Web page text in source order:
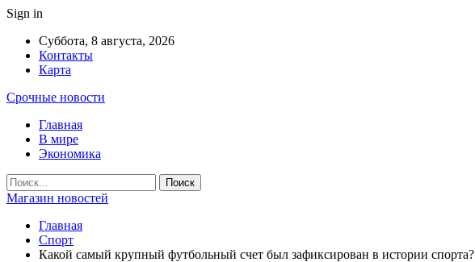
Sign in
Суббота, 8 августа, 2026
Контакты
Карта
Срочные новости
Главная
В мире
Экономика
Магазин новостей
Главная
Спорт
Какой самый крупный футбольный счет был зафиксирован в истории спорта?